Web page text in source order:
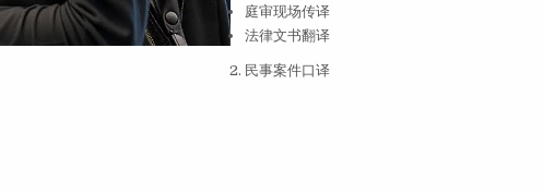
庭审现场传译
法律文书翻译
民事案件口译